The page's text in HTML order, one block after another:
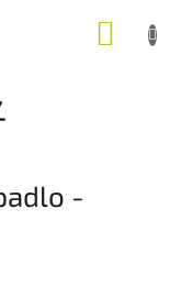
-